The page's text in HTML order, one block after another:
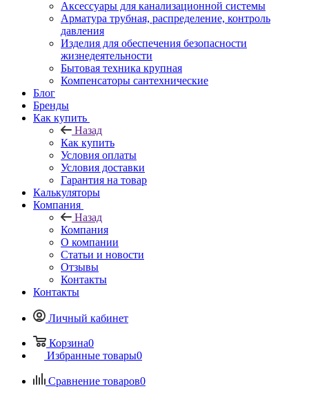
Аксессуары для канализационной системы
Арматура трубная, распределение, контроль
давления
Изделия для обеспечения безопасности
жизнедеятельности
Бытовая техника крупная
Компенсаторы сантехнические
Блог
Бренды
Как купить
Назад
Как купить
Условия оплаты
Условия доставки
Гарантия на товар
Калькуляторы
Компания
Назад
Компания
О компании
Статьи и новости
Отзывы
Контакты
Контакты
Личный кабинет
Корзина0
Избранные товары0
Сравнение товаров0